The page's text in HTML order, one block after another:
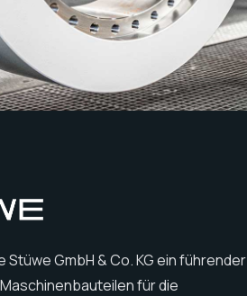
Stüwe GmbH & Co. KG ein führender
für die